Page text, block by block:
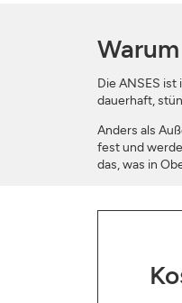
Die ANSES
dauerhaft,
Anders als
fest und
das, was in